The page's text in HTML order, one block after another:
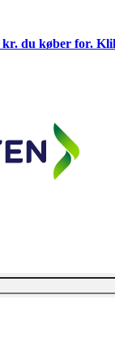
kr. du køber for.